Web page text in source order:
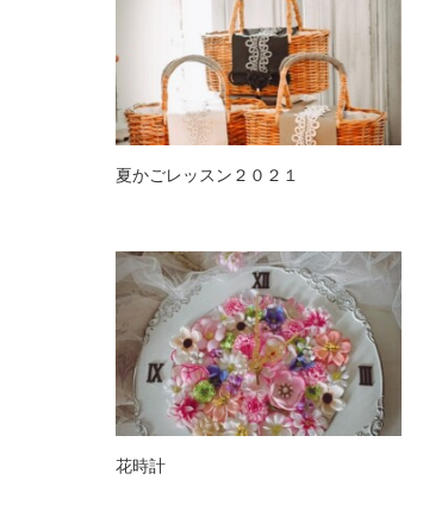
夏かごレッスン２０２１
花時計